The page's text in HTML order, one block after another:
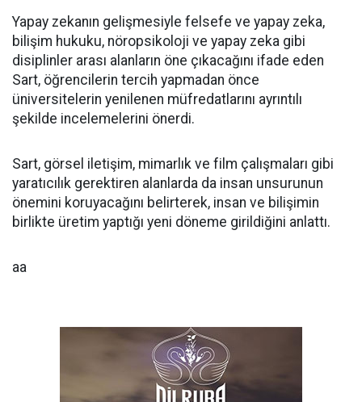
Yapay zekanın gelişmesiyle felsefe ve yapay zeka,
bilişim hukuku, nöropsikoloji ve yapay zeka gibi
disiplinler arası alanların öne çıkacağını ifade eden
Sart, öğrencilerin tercih yapmadan önce
üniversitelerin yenilenen müfredatlarını ayrıntılı
şekilde incelemelerini önerdi.
Sart, görsel iletişim, mimarlık ve film çalışmaları gibi
yaratıcılık gerektiren alanlarda da insan unsurunun
önemini koruyacağını belirterek, insan ve bilişimin
birlikte üretim yaptığı yeni döneme girildiğini anlattı.
aa